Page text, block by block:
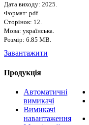
Дата виходу: 2025.
Формат: pdf.
Сторінок: 12.
Мова: українська.
Розмір: 6.85 MB.
Завантажити
Продукція
Автоматичні
вимикачі
Вимикачі
навантаження